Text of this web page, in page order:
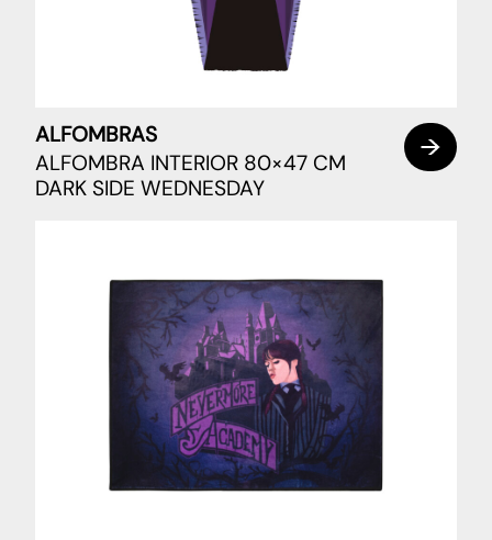
ALFOMBRAS
ALFOMBRA INTERIOR 80×47 CM
DARK SIDE WEDNESDAY